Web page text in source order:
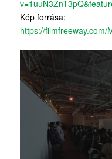
Kép forrása:
https://filmfreeway.com/